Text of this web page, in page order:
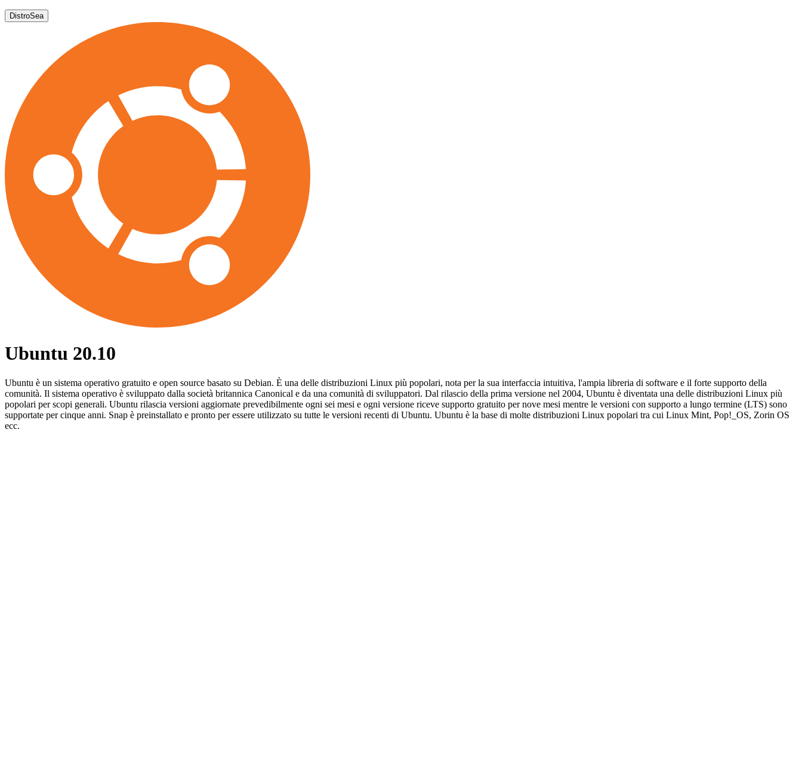
DistroSea
Ubuntu 20.10
Ubuntu è un sistema operativo gratuito e open source basato su Debian. È una delle distribuzioni Linux più popolari, nota per la sua interfaccia intuitiva, l'ampia libreria di software e il forte supporto della
comunità. Il sistema operativo è sviluppato dalla società britannica Canonical e da una comunità di sviluppatori. Dal rilascio della prima versione nel 2004, Ubuntu è diventata una delle distribuzioni Linux più
popolari per scopi generali. Ubuntu rilascia versioni aggiornate prevedibilmente ogni sei mesi e ogni versione riceve supporto gratuito per nove mesi mentre le versioni con supporto a lungo termine (LTS) sono
supportate per cinque anni. Snap è preinstallato e pronto per essere utilizzato su tutte le versioni recenti di Ubuntu. Ubuntu è la base di molte distribuzioni Linux popolari tra cui Linux Mint, Pop!_OS, Zorin OS
ecc.